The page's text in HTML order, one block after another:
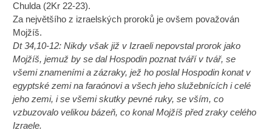
Chulda (2Kr 22-23).
Za největšího z izraelských proroků je ovšem považován
Mojžíš.
Dt 34,10-12: Nikdy však již v Izraeli nepovstal prorok jako
Mojžíš, jemuž by se dal Hospodin poznat tváří v tvář, se
všemi znameními a zázraky, jež ho poslal Hospodin konat v
egyptské zemi na faraónovi a všech jeho služebnících i celé
jeho zemi, i se všemi skutky pevné ruky, se vším, co
vzbuzovalo velikou bázeň, co konal Mojžíš před zraky celého
Izraele.